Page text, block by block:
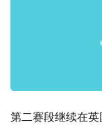
第二赛段继续在